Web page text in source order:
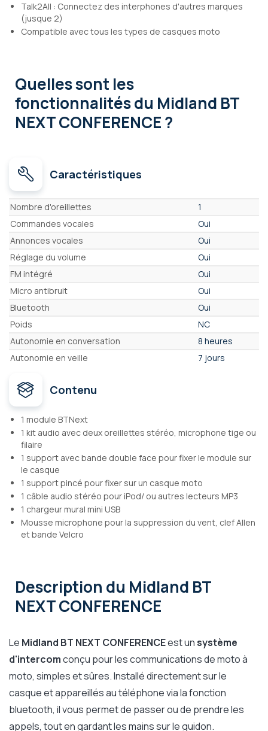
Talk2All : Connectez des interphones d'autres marques
(jusque 2)
Compatible avec tous les types de casques moto
Quelles sont les
fonctionnalitésdu Midland BT
NEXT CONFERENCE ?
Caractéristiques
Caractéristiques
Nombre d'oreillettes
1
Commandes vocales
Oui
Annonces vocales
Oui
Réglage du volume
Oui
FM intégré
Oui
Micro antibruit
Oui
Bluetooth
Oui
Poids
NC
Autonomie en conversation
8 heures
Autonomie en veille
7 jours
Contenu
1 module BTNext
1 kit audio avec deux oreillettes stéréo, microphone tige ou
filaire
1 support avec bande double face pour fixer le module sur
le casque
1 support pincé pour fixer sur un casque moto
1 câble audio stéréo pour iPod/ ou autres lecteurs MP3
1 chargeur mural mini USB
Mousse microphone pour la suppression du vent, clef Allen
et bande Velcro
Description du Midland BT
NEXT CONFERENCE
Le Midland BT NEXT CONFERENCEest unsystème
d'intercomconçu pour les communications de moto à
moto, simples et sûres. Installé directement sur le
casque et appareillés au téléphone via la fonction
bluetooth, il vous permet de passer ou de prendre les
appels, tout en gardant les mains sur le guidon.